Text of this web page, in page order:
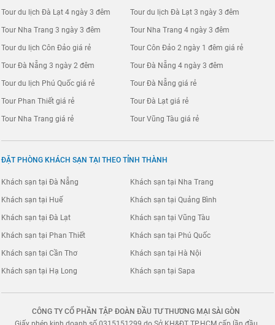
Tour du lịch Đà Lạt 4 ngày 3 đêm Tour du lịch Đà Lạt 3 ngày 3 đêm
Tour Nha Trang 3 ngày 3 đêm Tour Nha Trang 4 ngày 3 đêm
Tour du lịch Côn Đảo giá rẻ Tour Côn Đảo 2 ngày 1 đêm giá rẻ
Tour Đà Nẵng 3 ngày 2 đêm Tour Đà Nẵng 4 ngày 3 đêm
Tour du lịch Phú Quốc giá rẻ Tour Đà Nẵng giá rẻ
Tour Phan Thiết giá rẻ Tour Đà Lạt giá rẻ
Tour Nha Trang giá rẻ Tour Vũng Tàu giá rẻ
ĐẶT PHÒNG KHÁCH SẠN TẠI THEO TỈNH THÀNH
Khách sạn tại Đà Nẵng
Khách sạn tại Huế
Khách sạn tại Nha Trang
Khách sạn tại Quảng Bình
Khách sạn tại Đà Lạt
Khách sạn tại Phan Thiết
Khách sạn tại Vũng Tàu
Khách sạn tại Phú Quốc
Khách sạn tại Cần Thơ
Khách sạn tại Hạ Long
Khách sạn tại Hà Nội
Khách sạn tại Sapa
CÔNG TY CỔ PHẦN TẬP ĐOÀN ĐẦU TƯ THƯƠNG MẠI SÀI GÒN